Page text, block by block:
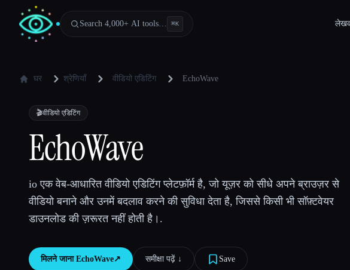
Search 4,000+ AI tools… ⌘K
घर श्रेणियाँ वीडियो एडिटिंग EchoWave
🎬वीडियो एडिटिंग
EchoWave
io एक वेब-आधारित वीडियो एडिटिंग प्लेटफ़ॉर्म है, जो यूज़र को सीधे अपने ब्राउज़र से
वीडियो बनाने और उनमें बदलाव करने की सुविधा देता है, जिससे किसी भी सॉफ़्टवेयर
डाउनलोड की ज़रूरत नहीं होती है।.
मिलने जाना EchoWave↗︎ समीक्षा पढ़ें ↓︎ Save